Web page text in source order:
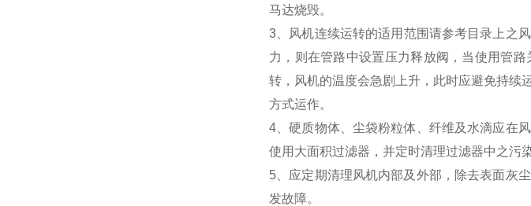
马达烧毁。
3、风机连续运转的适用范围请参考目录上之
力，则在管路中设置压力释放阀，当使用管
转，风机的温度会急剧上升，此时应避免持续
方式运作。
4、硬质物体、尘袋粉粒体、纤维及水滴应在
使用大面积过滤器，并定时清理过滤器中之污
5、应定期清理风机内部及外部，除去表面灰
发故障。